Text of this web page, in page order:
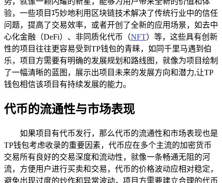
验，一些项目巧妙地利用区块链技术解决了传统行业中的信任
问题，提高了交易效率，或者开创了全新的应用场景，如去中
心化金融（DeFi）、非同质化代币（NFT）等，这些具有创新
性的项目往往更容易受到TP钱包的青睐，如同千里马遇到伯
乐，项目方需要有明确的发展规划和路线图，就像为项目绘制
了一幅清晰的蓝图，展示出项目未来的发展方向和潜力,让TP
钱包相信该项目有持续发展的能力。
代币的流通性与市场表现
如果项目有代币发行，那么代币的流通性和市场表现也是
TP钱包考虑收录的重要因素，代币应在多个主流的加密货币
交易所有良好的交易深度和流动性，就像一条畅通无阻的河
流，方便用户进行买卖和交易，代币的价格波动应相对稳定，
避免出现过度的炒作和异常波动，项目方需要建立合理的代币